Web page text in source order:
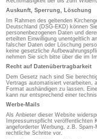
Auskunft, Sperrung, Löschung
Im Rahmen des geltenden
Deutschland (DSG-EKD) können
personenbezogenen Daten und
erteilten Einwilligung unentgeltlich
falscher Daten oder Löschung
keine gesetzliche
nehmen Sie sich bitte über die im
Recht auf Datenübertragbarkeit
Dem Gesetz nach sind Sie
Vertrags automatisiert verarbeiten,
Format aushändigen zu lassen.
kann nur entsprechend einer
Werbe-Mails
Als Anbieter dieser Website
Impressumspflicht veröffentlichten
angeforderter Werbung, z.B.
rechtliche Schritte vor.